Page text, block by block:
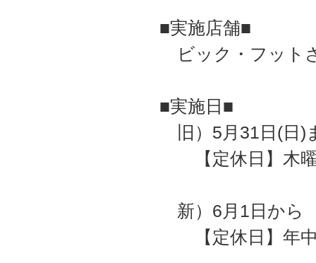
■実施店舗■
ビック・フット
■実施日■
旧）5月31日(
【定休日】木
新）6月1日か
【定休日】年